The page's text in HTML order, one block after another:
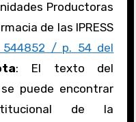
Productoras
de las IPRESS
544852 / p. 54 del
: El texto del
puede encontrar
de la